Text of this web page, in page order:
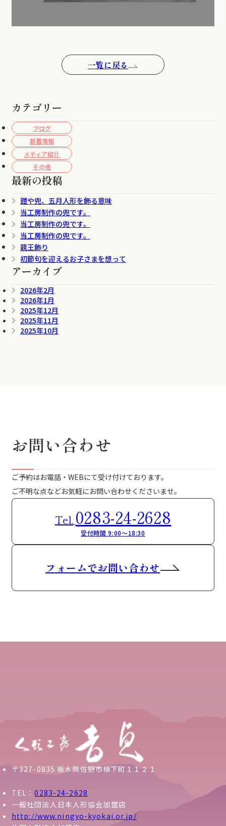
カテゴリー
ブログ
新着情報
メディア紹介
その他
最新の投稿
鎧や兜、五月人形を飾る意味
当工房制作の兜です。
当工房制作の兜です。
当工房制作の兜です。
親王飾り
初節句を迎えるお子さまを想って
アーカイブ
2026年2月
2026年1月
2025年12月
2025年11月
2025年10月
一覧に戻る
お問い合わせ
ご予約はお電話・WEBにて受け付けております。
ご不明な点などお気軽にお問い合わせくださいませ。
Tel. 0283-24-2628
受付時間 9:00～18:30
フォームでお問い合わせ
〒327-0835 栃木県佐野市植下町１１２１
TEL：0283-24-2628
一般社団法人日本人形協会加盟店
http://www.ningyo-kyokai.or.jp/